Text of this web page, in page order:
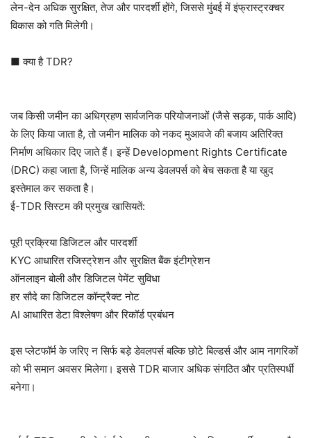
लेन-देन अधिक सुरक्षित, तेज और पारदर्शी होंगे, जिससे मुंबई में इंफ्रास्ट्रक्चर
विकास को गति मिलेगी।
■ क्या है TDR?
जब किसी जमीन का अधिग्रहण सार्वजनिक परियोजनाओं (जैसे सड़क, पार्क आदि)
के लिए किया जाता है, तो जमीन मालिक को नकद मुआवजे की बजाय अतिरिक्त
निर्माण अधिकार दिए जाते हैं। इन्हें Development Rights Certificate
(DRC) कहा जाता है, जिन्हें मालिक अन्य डेवलपर्स को बेच सकता है या खुद
इस्तेमाल कर सकता है।
ई-TDR सिस्टम की प्रमुख खासियतें:
पूरी प्रक्रिया डिजिटल और पारदर्शी
KYC आधारित रजिस्ट्रेशन और सुरक्षित बैंक इंटीग्रेशन
ऑनलाइन बोली और डिजिटल पेमेंट सुविधा
हर सौदे का डिजिटल कॉन्ट्रैक्ट नोट
AI आधारित डेटा विश्लेषण और रिकॉर्ड प्रबंधन
इस प्लेटफॉर्म के जरिए न सिर्फ बड़े डेवलपर्स बल्कि छोटे बिल्डर्स और आम नागरिकों
को भी समान अवसर मिलेगा। इससे TDR बाजार अधिक संगठित और प्रतिस्पर्धी
बनेगा।